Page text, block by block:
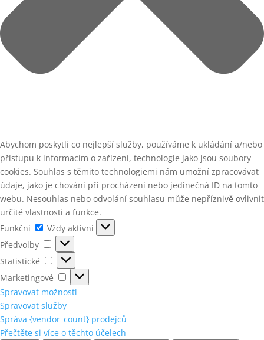
Abychom poskytli co nejlepší služby, používáme k ukládání a/nebo
přístupu k informacím o zařízení, technologie jako jsou soubory
cookies. Souhlas s těmito technologiemi nám umožní zpracovávat
údaje, jako je chování při procházení nebo jedinečná ID na tomto
webu. Nesouhlas nebo odvolání souhlasu může nepříznivě ovlivnit
určité vlastnosti a funkce.
Funkční
Funkční
Vždy aktivní
Předvolby
Předvolby
Statistické
Statistické
Marketingové
Marketingové
Spravovat možnosti
Spravovat služby
Správa {vendor_count} prodejců
Přečtěte si více o těchto účelech